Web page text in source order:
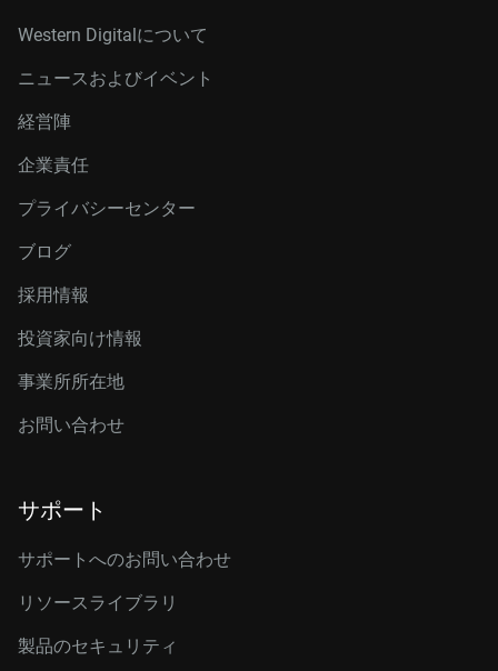
Western Digitalについて
ニュースおよびイベント
経営陣
企業責任
プライバシーセンター
ブログ
採用情報
投資家向け情報
事業所所在地
お問い合わせ
サポート
サポートへのお問い合わせ
リソースライブラリ
製品のセキュリティ